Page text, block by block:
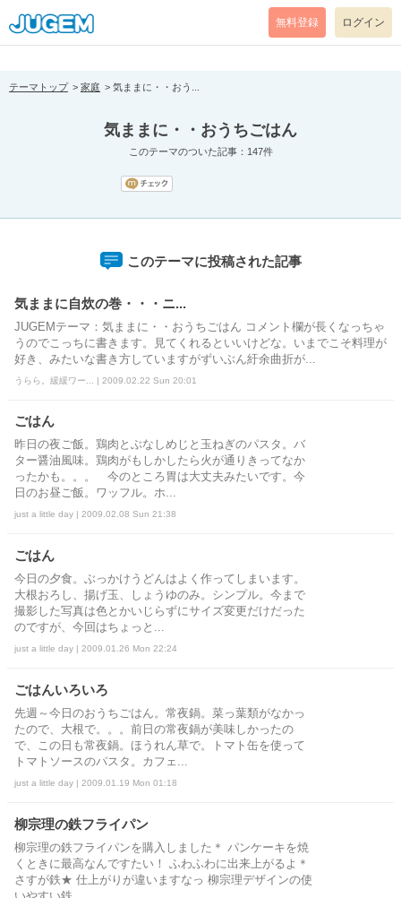
[pear_error: message="Success" code=0 mode=return level=notice
prefix="" info=""]
無料登録 ログイン
テーマトップ 家庭 気ままに・・おう...
気ままに・・おうちごはん
このテーマのついた記事：147件
このテーマに投稿された記事
気ままに自炊の巻・・・ニ...
JUGEMテーマ：気ままに・・おうちごはん コメント欄が長くなっちゃ
うのでこっちに書きます。見てくれるといいけどな。いまでこそ料理が
好き、みたいな書き方していますがずいぶん紆余曲折が...
うらら。緩緩ワー... | 2009.02.22 Sun 20:01
ごはん
昨日の夜ご飯。鶏肉とぶなしめじと玉ねぎのパスタ。バ
ター醤油風味。鶏肉がもしかしたら火が通りきってなか
ったかも。。。 今のところ胃は大丈夫みたいです。今
日のお昼ご飯。ワッフル。ホ...
just a little day | 2009.02.08 Sun 21:38
ごはん
今日の夕食。ぶっかけうどんはよく作ってしまいます。
大根おろし、揚げ玉、しょうゆのみ。シンプル。今まで
撮影した写真は色とかいじらずにサイズ変更だけだった
のですが、今回はちょっと...
just a little day | 2009.01.26 Mon 22:24
ごはんいろいろ
先週～今日のおうちごはん。常夜鍋。菜っ葉類がなかっ
たので、大根で。。。前日の常夜鍋が美味しかったの
で、この日も常夜鍋。ほうれん草で。トマト缶を使って
トマトソースのパスタ。カフェ...
just a little day | 2009.01.19 Mon 01:18
柳宗理の鉄フライパン
柳宗理の鉄フライパンを購入しました＊ パンケーキを焼
くときに最高なんですたい！ ふわふわに出来上がるよ＊
さすが鉄★ 仕上がりが違いますなっ 柳宗理デザインの使